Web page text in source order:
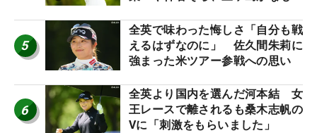
ロたちの“飛ばしギア”】
5
全英で味わった悔しさ「自分も戦
えるはずなのに」 佐久間朱莉に
強まった米ツアー参戦への思い
6
全英より国内を選んだ河本結 女
王レースで離されるも桑木志帆の
Vに「刺激をもらいました」